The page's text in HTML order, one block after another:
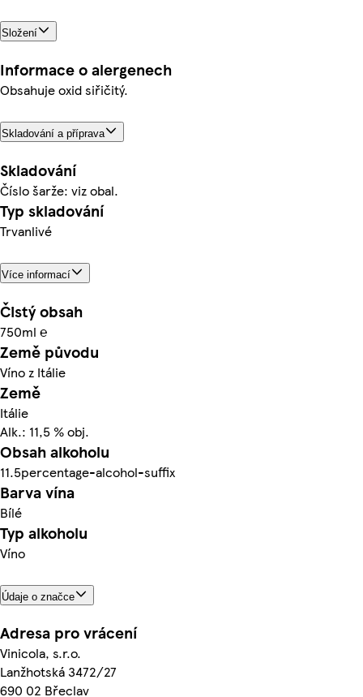
Složení
Informace o alergenech
Obsahuje oxid siřičitý.
Skladování a příprava
Skladování
Číslo šarže: viz obal.
Typ skladování
Trvanlivé
Více informací
Čistý obsah
750ml ℮
Země původu
Víno z Itálie
Země
Itálie
Alk.: 11,5 % obj.
Obsah alkoholu
11.5percentage-alcohol-suffix
Barva vína
Bílé
Typ alkoholu
Víno
Údaje o značce
Adresa pro vrácení
Vinicola, s.r.o.
Lanžhotská 3472/27
690 02 Břeclav